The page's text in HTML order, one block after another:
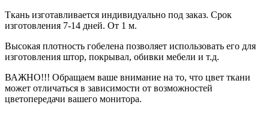
Ткань изготавливается индивидуально под заказ. Срок
изготовления 7-14 дней. От 1 м.
Высокая плотность гобелена позволяет использовать его для
изготовления штор, покрывал, обивки мебели и т.д.
ВАЖНО!!! Обращаем ваше внимание на то, что цвет ткани
может отличаться в зависимости от возможностей
цветопередачи вашего монитора.